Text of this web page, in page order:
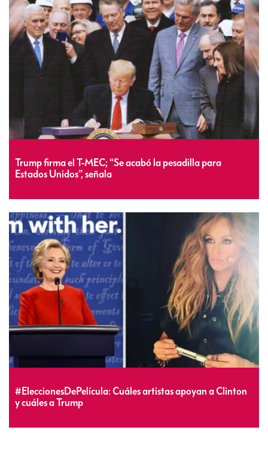
Trump firma el T-MEC; “Se acabó la pesadilla para
Estados Unidos”, señala
#EleccionesDePelícula: Cuáles artistas apoyan a Clinton
y cuáles a Trump